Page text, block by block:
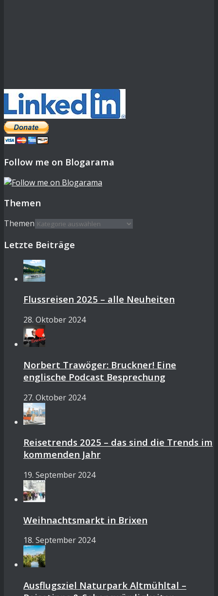
Follow me on Blogarama
Themen
Themen
Letzte Beiträge
Flussreisen 2025 – alle Neuheiten
28. Oktober 2024
Norbert Trawöger: Bruckner! Eine
englische Podcast Besprechung
27. Oktober 2024
Reisetrends 2025 – das sind die Trends im
kommenden Jahr
19. September 2024
Weihnachtsmarkt in Brixen
18. September 2024
Ausflugsziel Naturpark Altmühltal –